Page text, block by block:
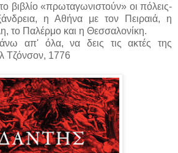
βιβλίο «πρωταγωνιστούν» οι πόλεις-
η Αθήνα με τον Πειραιά, η
το Παλέρμο και η Θεσσαλονίκη.
απ' όλα, να δεις τις ακτές της
Τζόνσον, 1776